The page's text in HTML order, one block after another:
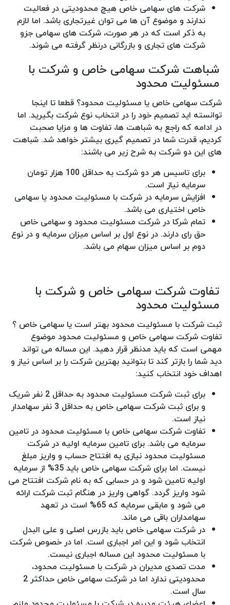
شرکت های سهامی خاص هیچ محدودیتی در فعالیت
ندارند و موضوع آن ها می توان غیرتجاری باشد. اما لازم
به ذکر است که در هر صورت، شرکت های سهامی جزو
شرکت های تجاری و بازرگانی درنظر گرفته می شوند.
شباهت شرکت سهامی خاص و شرکت با
مسئولیت محدود
شرکت سهامی خاص یا مسئولیت محدود؟ قطعا تا اینجا
توانسته اید تصمیم خود را در انتخاب نوع شرکت بگیرید. اما
در ادامه که راجع به شباهت ها، تفاوت ها و مزایا صحبت
کردیم، قدرت شما در تصمیم گیری بیشتر خواهد شد. شباهت
های این دو شرکت به شرح زیر می باشند:
برای تاسیس هر دو شرکت به حداقل 100 هزار تومان
سرمایه نیاز است.
افزایش سرمایه در شرکت با مسئولیت محدود یا سهامی
خاص اختیاری می باشد.
تمام شرکا در شرکت مسئولیت محدود و سهامی خاص
حق رای دارند. در نوع اول بر اساس میزان سرمایه و در نوع
دوم بر اساس میزان سهام می باشد.
تفاوت شرکت سهامی خاص و شرکت با
مسئولیت محدود
ثبت شرکت با مسئولیت محدود بهتر است یا سهامی خاص ؟
تفاوت شرکت سهامی خاص و مسئولیت محدود موضوع
مهمی است که باید مدنظر قرار دهید. این مساله می تواند
دید شما را بازتر کند تا بتوانید بهترین شرکت را بر اساس نیاز و
اهداف خود انتخاب کنید:
برای ثبت شرکت مسئولیت محدود به حداقل 2 نفر شریک
و برای ثبت شرکت سهامی خاص به حداقل 3 نفر سهامدار
نیاز است.
تفاوت شرکت سهامی خاص با مسئولیت محدود در تامین
سرمایه می باشد. برای تامین سرمایه اولیه در شرکت
مسئولیت محدود نیازی به افتتاح حساب و واریز مبلغ
نیست. اما برای شرکت سهامی خاص باید 35% از سرمایه
اولیه تامین شود و در حسابی که به نام شرکت افتتاح می
شود واریز گردد. گواهی واریز در هنگام ثبت شرکت ارائه
می شود و مابقی سرمایه که 65% است در تعهد
سهامداران باقی می ماند.
در شرکت سهامی خاص باید بازرس اصلی و علی البدل
انتخاب شود و این امر اجباری است. اما در خصوص شرکت
با مسئولیت محدود این مساله اجباری نیست.
مدت تصدی مدیران در شرکت با مسئولیت محدود،
محدودیتی ندارد اما در شرکت سهامی خاص حداکثر 2
سال است.